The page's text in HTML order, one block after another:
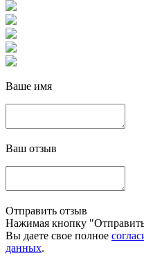
Ваше имя
Ваш отзыв
Отправить отзыв
Нажимая кнопку
Вы даете свое полное
данных.